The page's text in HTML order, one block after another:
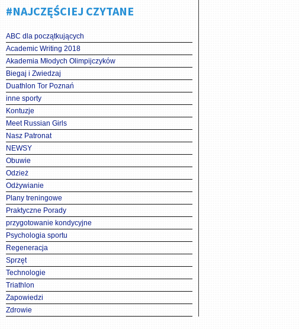
#NAJCZĘŚCIEJ CZYTANE
ABC dla początkujących
Academic Writing 2018
Akademia Młodych Olimpijczyków
Biegaj i Zwiedzaj
Duathlon Tor Poznań
inne sporty
Kontuzje
Meet Russian Girls
Nasz Patronat
NEWSY
Obuwie
Odzież
Odżywianie
Plany treningowe
Praktyczne Porady
przygotowanie kondycyjne
Psychologia sportu
Regeneracja
Sprzęt
Technologie
Triathlon
Zapowiedzi
Zdrowie